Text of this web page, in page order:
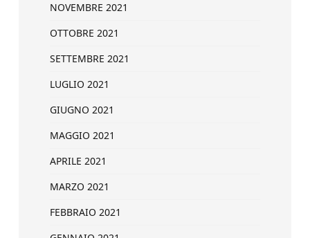
NOVEMBRE 2021
OTTOBRE 2021
SETTEMBRE 2021
LUGLIO 2021
GIUGNO 2021
MAGGIO 2021
APRILE 2021
MARZO 2021
FEBBRAIO 2021